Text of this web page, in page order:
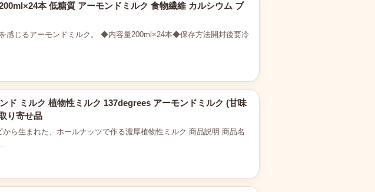
本 低糖質 アーモンドミルク 食物繊維 カルシウム ブ
感じるアーモンドミルク。 ◆内容量200ml×24本◆保存方法開封後要冷
ド ミルク 植物性ミルク 137degrees アーモンドミルク (甘味
り寄せ品
ら生まれた、ホールナッツで作る濃厚植物性ミルク 商品説明 商品名
…